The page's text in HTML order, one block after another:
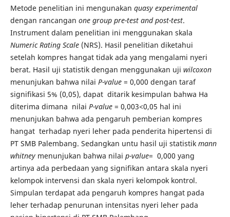
Metode penelitian ini mengunakan quasy experimental
dengan rancangan one group pre-test and post-test.
Instrument dalam penelitian ini menggunakan skala
Numeric Rating Scale(NRS). Hasil penelitian diketahui
setelah kompres hangat tidak ada yang mengalami nyeri
berat. Hasil uji statistik dengan menggunakan uji wilcoxon
menunjukan bahwa nilai P-value= 0,000 dengan taraf
signifikasi 5% (0,05), dapat ditarik kesimpulan bahwa Ha
diterima dimana nilai P-value= 0,003<0,05 hal ini
menunjukan bahwa ada pengaruh pemberian kompres
hangat terhadap nyeri leher pada penderita hipertensi di
PT SMB Palembang. Sedangkan untu hasil uji statistik mann
whitneymenunjukan bahwa nilai p-value= 0,000 yang
artinya ada perbedaan yang signifikan antara skala nyeri
kelompok intervensi dan skala nyeri kelompok kontrol.
Simpulan terdapat ada pengaruh kompres hangat pada
leher terhadap penurunan intensitas nyeri leher pada